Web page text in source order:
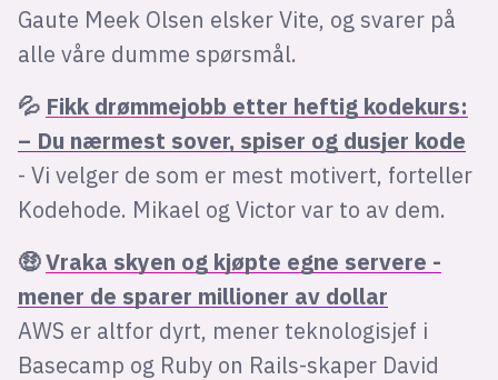
Gaute Meek Olsen elsker Vite, og svarer på
alle våre dumme spørsmål.
💦 Fikk drømmejobb etter heftig kodekurs:
– Du nærmest sover, spiser og dusjer kode
- Vi velger de som er mest motivert, forteller
Kodehode. Mikael og Victor var to av dem.
🤑Vraka skyen og kjøpte egne servere -
mener de sparer millioner av dollar
AWS er altfor dyrt, mener teknologisjef i
Basecamp og Ruby on Rails-skaper David